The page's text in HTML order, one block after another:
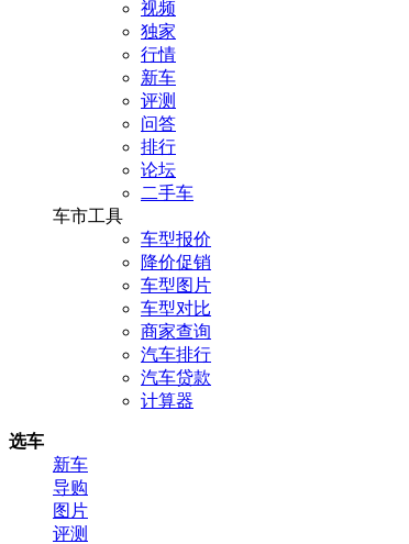
视频
独家
行情
新车
评测
问答
排行
论坛
二手车
车市工具
车型报价
降价促销
车型图片
车型对比
商家查询
汽车排行
汽车贷款
计算器
选车
新车
导购
图片
评测